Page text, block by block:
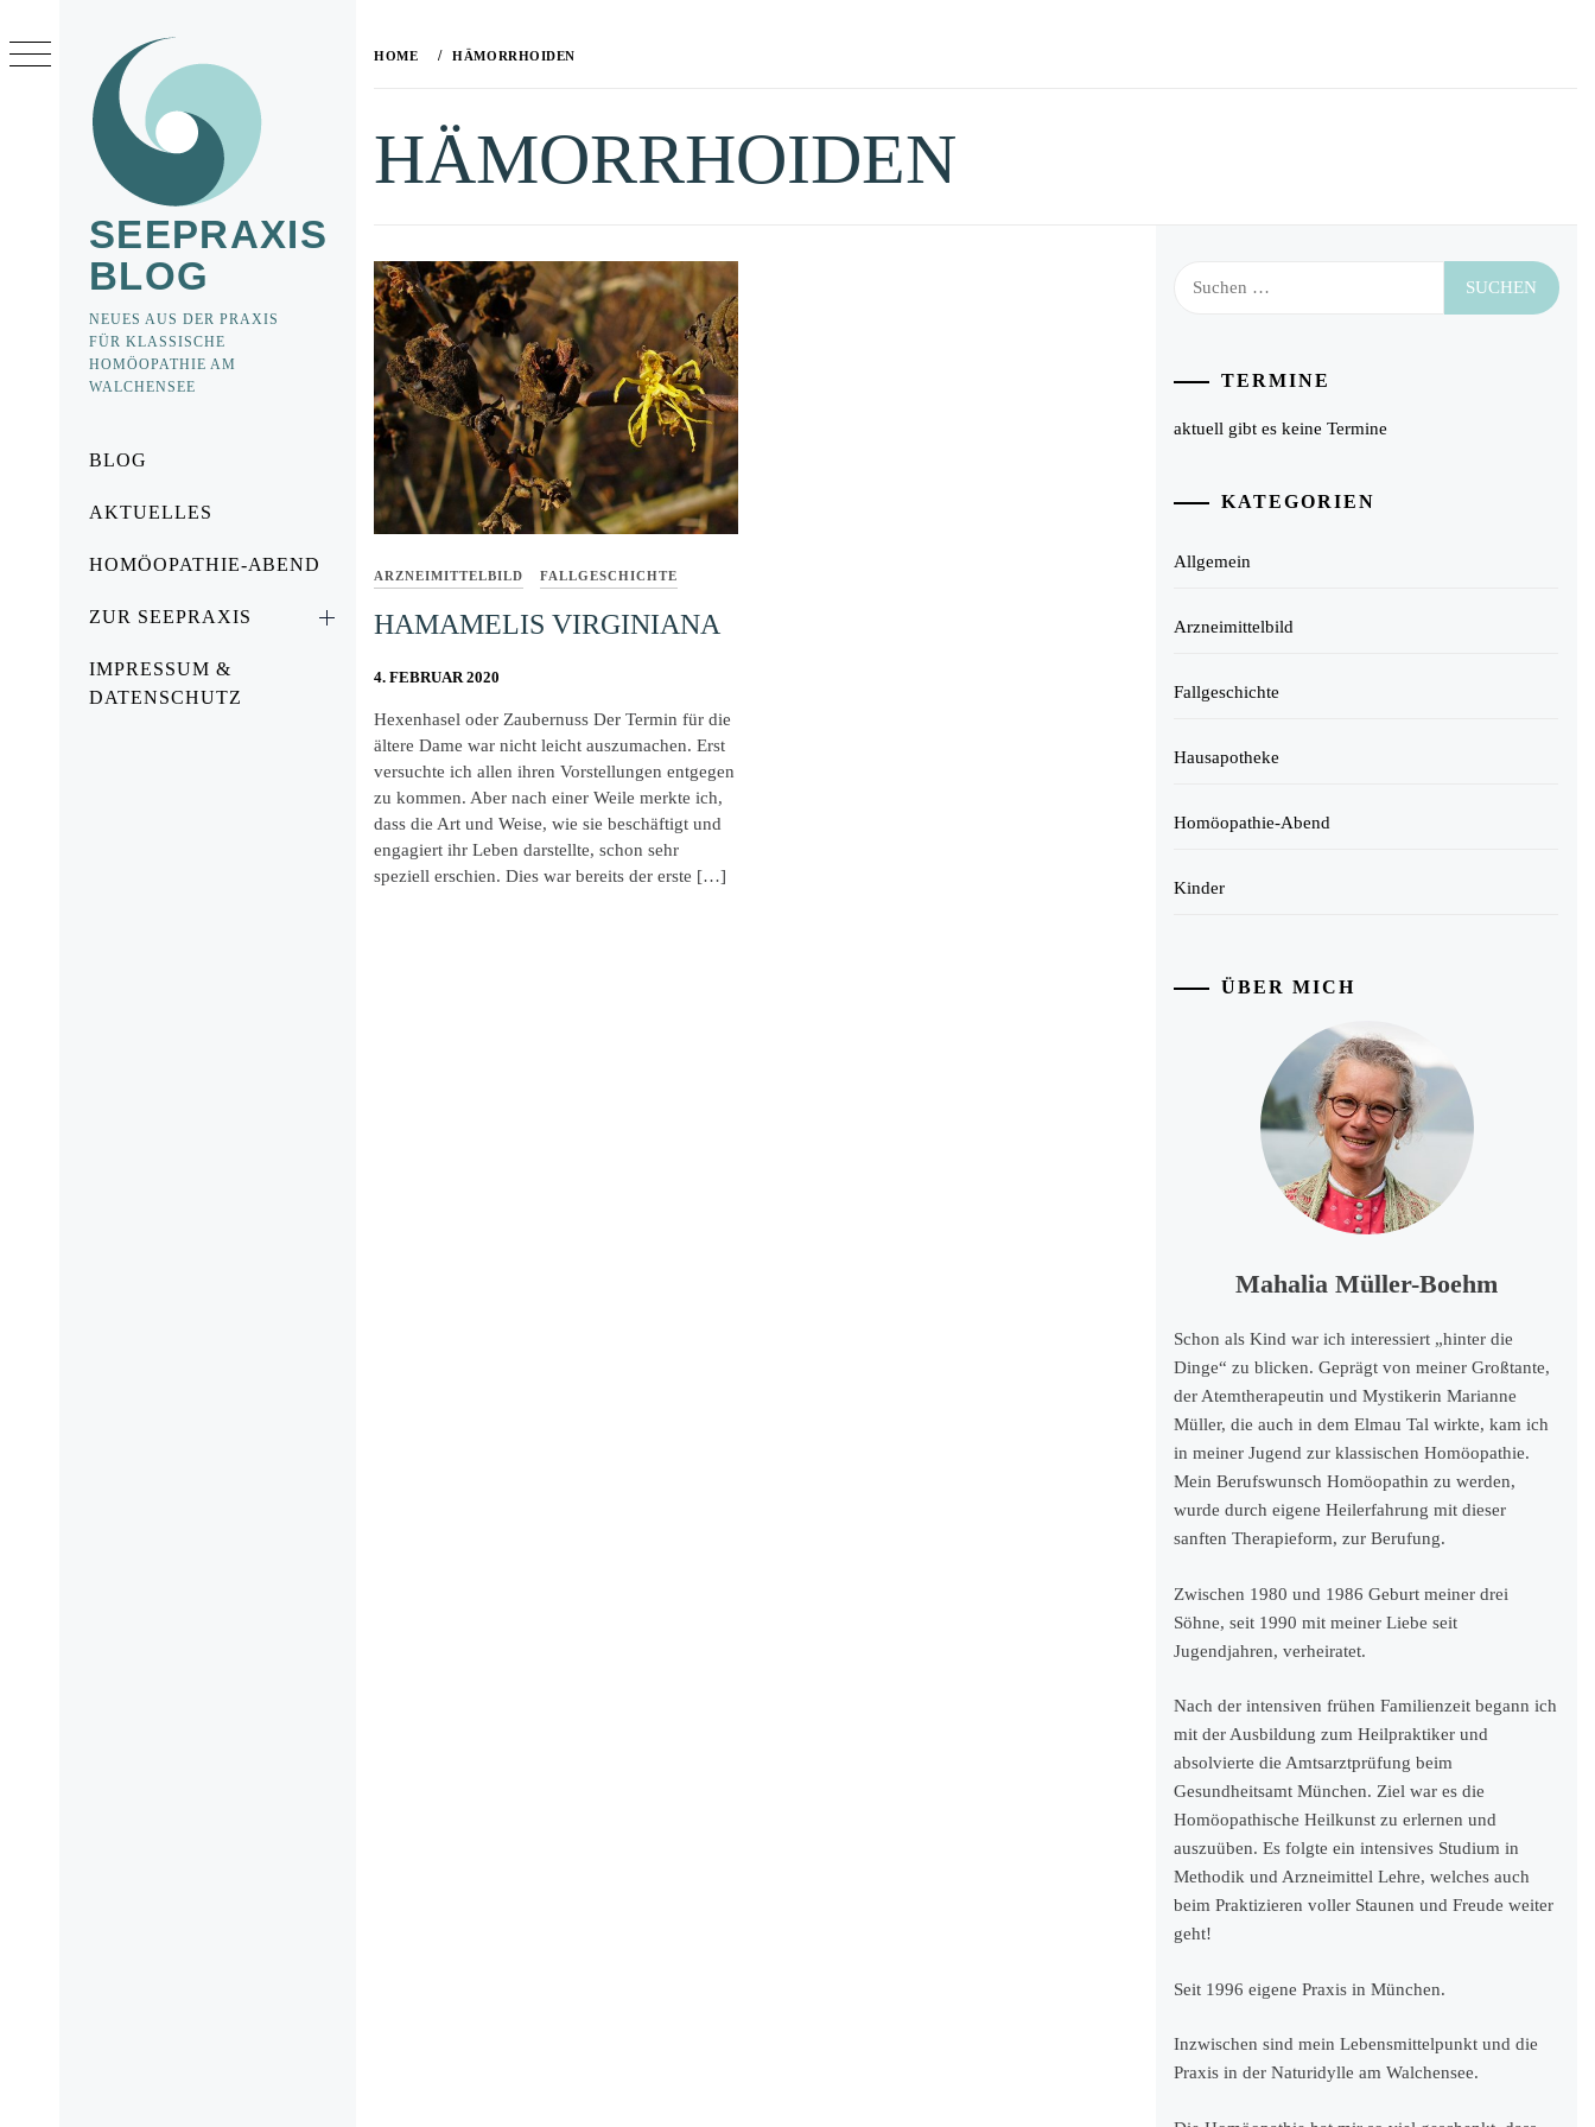
SEEPRAXIS
BLOG
NEUES AUS DER PRAXIS
FÜR KLASSISCHE
HOMÖOPATHIE AM
WALCHENSEE
BLOG
AKTUELLES
HOMÖOPATHIE-ABEND
ZUR SEEPRAXIS
IMPRESSUM &
DATENSCHUTZ
to
content
HOME HÄMORRHOIDEN
HÄMORRHOIDEN
ARZNEIMITTELBILD FALLGESCHICHTE
HAMAMELIS VIRGINIANA
4. FEBRUAR 2020
Hexenhasel oder Zaubernuss Der Termin für die
ältere Dame war nicht leicht auszumachen. Erst
versuchte ich allen ihren Vorstellungen entgegen
zu kommen. Aber nach einer Weile merkte ich,
dass die Art und Weise, wie sie beschäftigt und
engagiert ihr Leben darstellte, schon sehr
speziell erschien. Dies war bereits der erste […]
TERMINE
aktuell gibt es keine Termine
KATEGORIEN
Allgemein
Arzneimittelbild
Fallgeschichte
Hausapotheke
Homöopathie-Abend
Kinder
ÜBER MICH
Mahalia Müller-Boehm
Schon als Kind war ich interessiert „hinter die
Dinge“ zu blicken. Geprägt von meiner Großtante,
der Atemtherapeutin und Mystikerin Marianne
Müller, die auch in dem Elmau Tal wirkte, kam ich
in meiner Jugend zur klassischen Homöopathie.
Mein Berufswunsch Homöopathin zu werden,
wurde durch eigene Heilerfahrung mit dieser
sanften Therapieform, zur Berufung.
Zwischen 1980 und 1986 Geburt meiner drei
Söhne, seit 1990 mit meiner Liebe seit
Jugendjahren, verheiratet.
Nach der intensiven frühen Familienzeit begann ich
mit der Ausbildung zum Heilpraktiker und
absolvierte die Amtsarztprüfung beim
Gesundheitsamt München. Ziel war es die
Homöopathische Heilkunst zu erlernen und
auszuüben. Es folgte ein intensives Studium in
Methodik und Arzneimittel Lehre, welches auch
beim Praktizieren voller Staunen und Freude weiter
geht!
Seit 1996 eigene Praxis in München.
Inzwischen sind mein Lebensmittelpunkt und die
Praxis in der Naturidylle am Walchensee.